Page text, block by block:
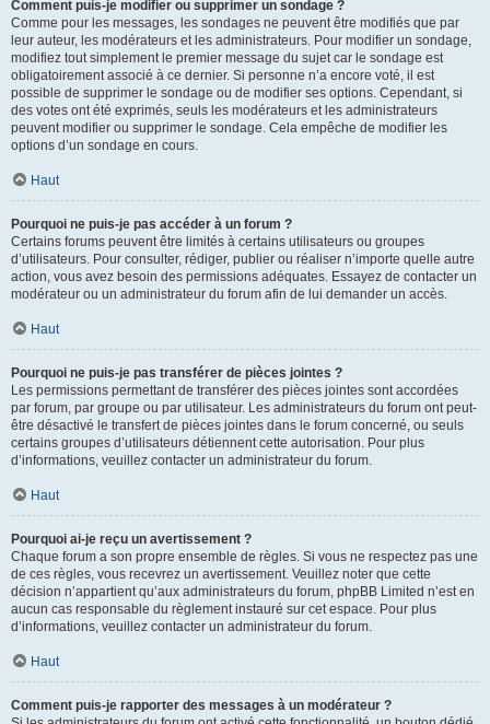
Comment puis-je modifier ou supprimer un sondage ?
Comme pour les messages, les sondages ne peuvent être modifiés que par
leur auteur, les modérateurs et les administrateurs. Pour modifier un sondage,
modifiez tout simplement le premier message du sujet car le sondage est
obligatoirement associé à ce dernier. Si personne n’a encore voté, il est
possible de supprimer le sondage ou de modifier ses options. Cependant, si
des votes ont été exprimés, seuls les modérateurs et les administrateurs
peuvent modifier ou supprimer le sondage. Cela empêche de modifier les
options d’un sondage en cours.
Haut
Pourquoi ne puis-je pas accéder à un forum ?
Certains forums peuvent être limités à certains utilisateurs ou groupes
d’utilisateurs. Pour consulter, rédiger, publier ou réaliser n’importe quelle autre
action, vous avez besoin des permissions adéquates. Essayez de contacter un
modérateur ou un administrateur du forum afin de lui demander un accès.
Haut
Pourquoi ne puis-je pas transférer de pièces jointes ?
Les permissions permettant de transférer des pièces jointes sont accordées
par forum, par groupe ou par utilisateur. Les administrateurs du forum ont peut-
être désactivé le transfert de pièces jointes dans le forum concerné, ou seuls
certains groupes d’utilisateurs détiennent cette autorisation. Pour plus
d’informations, veuillez contacter un administrateur du forum.
Haut
Pourquoi ai-je reçu un avertissement ?
Chaque forum a son propre ensemble de règles. Si vous ne respectez pas une
de ces règles, vous recevrez un avertissement. Veuillez noter que cette
décision n’appartient qu’aux administrateurs du forum, phpBB Limited n’est en
aucun cas responsable du règlement instauré sur cet espace. Pour plus
d’informations, veuillez contacter un administrateur du forum.
Haut
Comment puis-je rapporter des messages à un modérateur ?